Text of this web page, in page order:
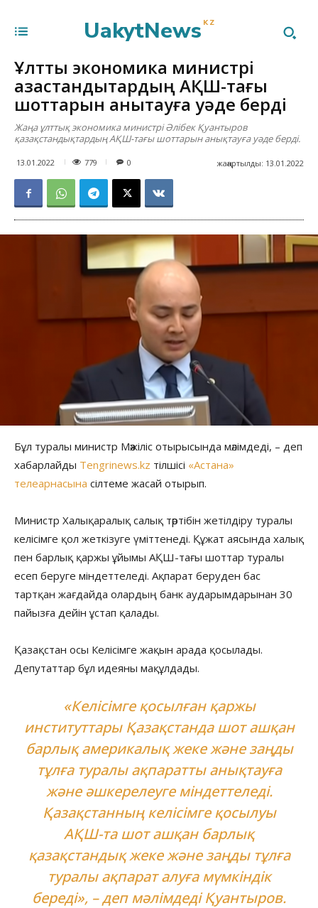
UakytNews KZ
Ұлттық экономика министрі
қазақстандықтардың АҚШ-тағы
шоттарын анықтауға уәде берді
Жаңа ұлттық экономика министрі Әлібек Қуантыров
қазақстандықтардың АҚШ-тағы шоттарын анықтауға уәде берді.
13.01.2022 779 жаңартылды: 13.01.2022
0
Бұл туралы министр Мәжіліс отырысында мәлімдеді, – деп
хабарлайды Tengrinews.kz тілшісі «Астана»
телеарнасына сілтеме жасай отырып.
Министр Халықаралық салық тәртібін жетілдіру туралы
келісімге қол жеткізуге үміттенеді. Құжат аясында халық
пен барлық қаржы ұйымы АҚШ-тағы шоттар туралы
есеп беруге міндеттеледі. Ақпарат беруден бас
тартқан жағдайда олардың банк аударымдарынан 30
пайызға дейін ұстап қалады.
Қазақстан осы Келісімге жақын арада қосылады.
Депутаттар бұл идеяны мақұлдады.
«Келісімге қосылған қаржы
институттары Қазақстанда шот ашқан
барлық америкалық жеке және заңды
тұлға туралы ақпаратты анықтауға
және әшкерелеуге міндеттеледі.
Қазақстанның келісімге қосылуы
АҚШ-та шот ашқан барлық
қазақстандық жеке және заңды тұлға
туралы ақпарат алуға мүмкіндік
береді», – деп мәлімдеді Қуантыров.